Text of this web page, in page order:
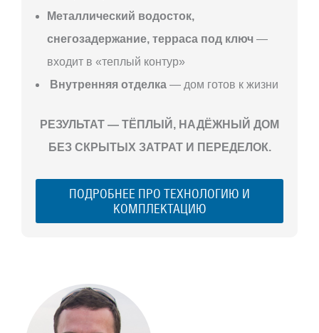
Металлический водосток,
снегозадержание, терраса под ключ —
входит в «теплый контур»
Внутренняя отделка — дом готов к жизни
РЕЗУЛЬТАТ — ТЁПЛЫЙ, НАДЁЖНЫЙ ДОМ
БЕЗ СКРЫТЫХ ЗАТРАТ И ПЕРЕДЕЛОК.
ПОДРОБНЕЕ ПРО ТЕХНОЛОГИЮ И
КОМПЛЕКТАЦИЮ